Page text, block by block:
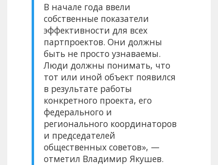
В начале года ввели
собственные показатели
эффективности для всех
партпроектов. Они должны
быть не просто узнаваемы.
Люди должны понимать, что
тот или иной объект появился
в результате работы
конкретного проекта, его
федерального и
регионального координаторов
и председателей
общественных советов», —
отметил Владимир Якушев.